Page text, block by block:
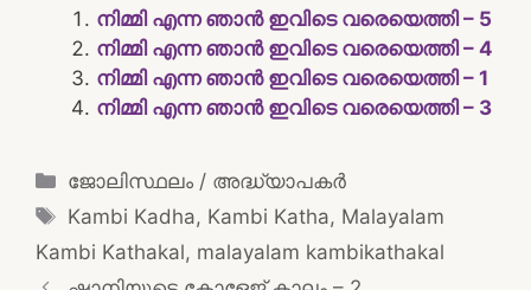
നിമ്മി എന്ന ഞാന്‍ ഇവിടെ വരെയെത്തി – 5
നിമ്മി എന്ന ഞാന്‍ ഇവിടെ വരെയെത്തി – 4
നിമ്മി എന്ന ഞാന്‍ ഇവിടെ വരെയെത്തി – 1
നിമ്മി എന്ന ഞാന്‍ ഇവിടെ വരെയെത്തി – 3
Categories
ജോലിസ്ഥലം / അദ്ധ്യാപകർ
Tags
Kambi Kadha, Kambi Katha, Malayalam
Kambi Kathakal, malayalam kambikathakal
Post